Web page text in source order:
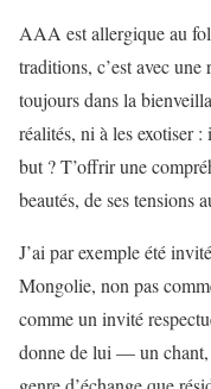
AAA est allergique au
traditions, c’est avec
toujours dans la
réalités, ni à les exotiser
but ? T’offrir une
beautés, de ses tensions
J’ai par exemple été
Mongolie, non pas
comme un invité
donne de lui — un chant,